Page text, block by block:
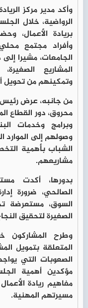
وأكد مدير مركز
الرواضية، خلال
بريادة الأعمال،
وأفراد مجتمع
الجامعات، مشيرا
المشاريع
وتمكينهم من تحويل
من جانبه، عرض رئيس
محروق، دور القطاع
وبرامج وخدمات
وصولهم إلى الموارد
الشباب بأهمية
مشاريعهم.
بدورها، أكدت
الصالحي، ضرورة
السوق، مستعرضة
الصغيرة لتحقيق
وطرح المشاركون
المتعلقة بتمويل
الصعوبات التي
مؤكدين أهمية
مفاهيم ريادة
مسيرتهم المهنية.